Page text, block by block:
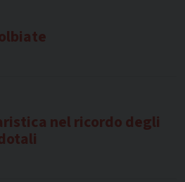
nel ricordo degli